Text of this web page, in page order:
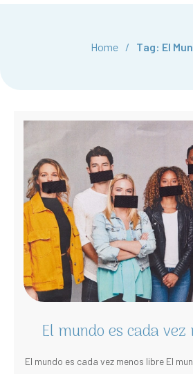
Home / Tag: El
El mundo es cada
El mundo es cada vez menos libre El